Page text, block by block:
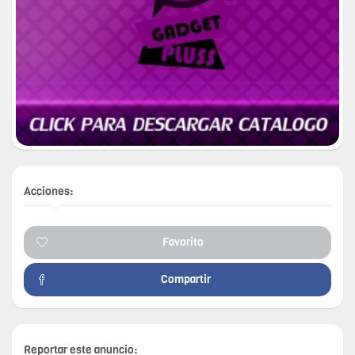
Acciones:
Favorito
Compartir
Reportar este anuncio: